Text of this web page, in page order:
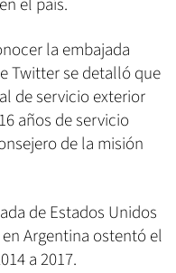
la embajada
Twitter se detalló que
de servicio exterior
años de servicio
de la misión
de Estados Unidos
Argentina ostentó el
a 2017.